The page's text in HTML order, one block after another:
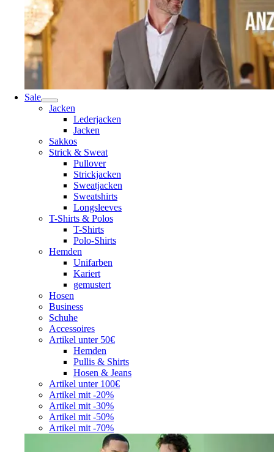
Sale
Jacken
Lederjacken
Jacken
Sakkos
Strick & Sweat
Pullover
Strickjacken
Sweatjacken
Sweatshirts
Longsleeves
T-Shirts & Polos
T-Shirts
Polo-Shirts
Hemden
Unifarben
Kariert
gemustert
Hosen
Business
Schuhe
Accessoires
Artikel unter 50€
Hemden
Pullis & Shirts
Hosen & Jeans
Artikel unter 100€
Artikel mit -20%
Artikel mit -30%
Artikel mit -50%
Artikel mit -70%